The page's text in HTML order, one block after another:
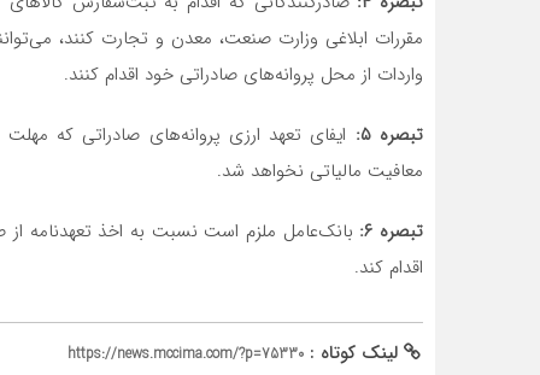
واردات از محل پروانه‌های صادراتی خود اقدام کنند.
تبصره ۵‌‌:
معافیت مالیاتی نخواهد شد.
تبصره ۶‌‌:
بانک‌عامل ملزم است نسبت به اخذ تعهدنامه از
اقدام‌ کند.
لینک کوتاه : https://news.mccima.com/?p=75330